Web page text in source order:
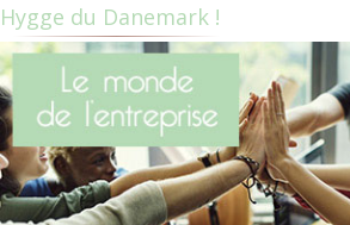
Hygge du Danemark !